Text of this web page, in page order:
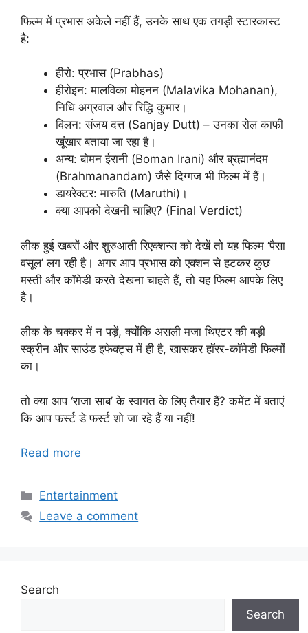
फिल्म में प्रभास अकेले नहीं हैं, उनके साथ एक तगड़ी स्टारकास्ट
है:
हीरो: प्रभास (Prabhas)
हीरोइन: मालविका मोहनन (Malavika Mohanan),
निधि अग्रवाल और रिद्धि कुमार।
विलन: संजय दत्त (Sanjay Dutt) – उनका रोल काफी
खूंखार बताया जा रहा है।
अन्य: बोमन ईरानी (Boman Irani) और ब्रह्मानंदम
(Brahmanandam) जैसे दिग्गज भी फिल्म में हैं।
डायरेक्टर: मारुति (Maruthi)।
क्या आपको देखनी चाहिए? (Final Verdict)
लीक हुई खबरों और शुरुआती रिएक्शन्स को देखें तो यह फिल्म ‘पैसा
वसूल’ लग रही है। अगर आप प्रभास को एक्शन से हटकर कुछ
मस्ती और कॉमेडी करते देखना चाहते हैं, तो यह फिल्म आपके लिए
है।
लीक के चक्कर में न पड़ें, क्योंकि असली मजा थिएटर की बड़ी
स्क्रीन और साउंड इफेक्ट्स में ही है, खासकर हॉरर-कॉमेडी फिल्मों
का।
तो क्या आप ‘राजा साब’ के स्वागत के लिए तैयार हैं? कमेंट में बताएं
कि आप फर्स्ट डे फर्स्ट शो जा रहे हैं या नहीं!
Read more
Categories
Entertainment
Leave a comment
Search
Search